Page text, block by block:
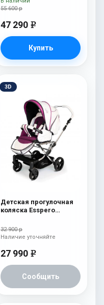
55 600 р
47 290 e
Купить
3D
Детская прогулочная
коляска Esspero
Pink
32 900 р
27 990 e
Сообщить
Наличие уточняйте